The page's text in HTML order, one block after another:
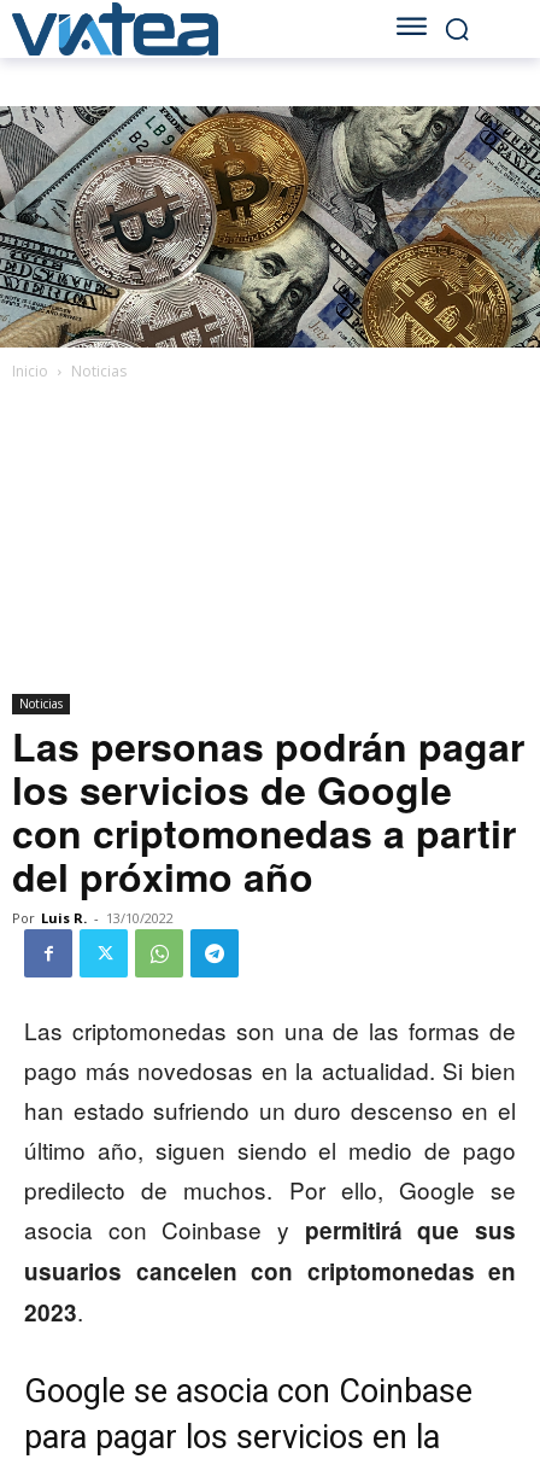
Inicio Noticias
Noticias
Las personas podrán pagar
los servicios de Google
con criptomonedas a partir
del próximo año
Por Luis R. - 13/10/2022
Las criptomonedas son una de las formas de
pago más novedosas en la actualidad. Si bien
han estado sufriendo un duro descenso en el
último año, siguen siendo el medio de pago
predilecto de muchos. Por ello, Google se
asocia con Coinbase y permitirá que sus
usuarios cancelen con criptomonedas en
2023.
Google se asocia con Coinbase
para pagar los servicios en la